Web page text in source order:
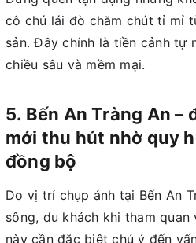
cô chú lái đò chăm chút tỉ mỉ
sản. Đây chính là tiền cảnh tự
chiều sâu và mềm mại.
5. Bến An Tràng An –
mới thu hút nhờ quy
đồng bộ
Do vị trí chụp ảnh tại Bến An
sông, du khách khi tham
này cần đặc biệt chú ý đến